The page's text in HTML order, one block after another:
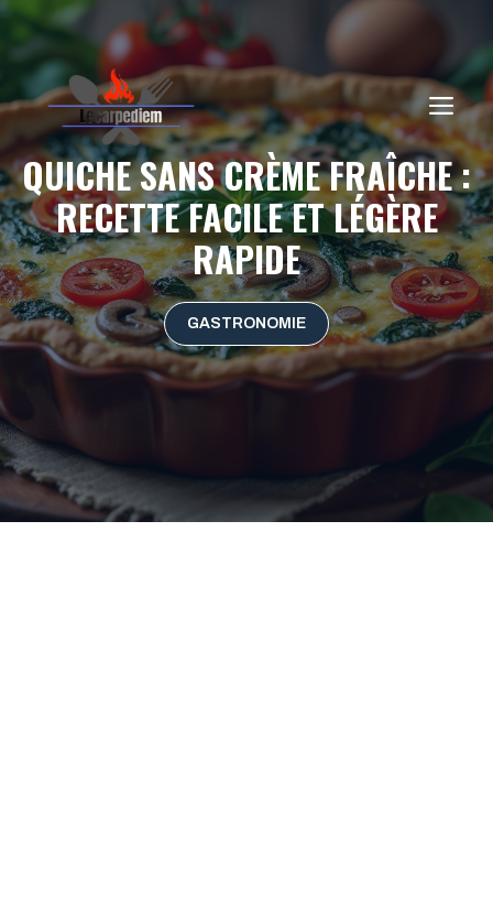
Aller
au
contenu
QUICHE SANS CRÈME FRAÎCHE :
RECETTE FACILE ET LÉGÈRE
RAPIDE
GASTRONOMIE